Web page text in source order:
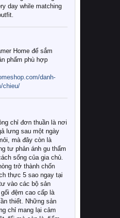
day while matching
Home để sắm
phẩm phù hợp
danh-
chieu/
chỉ đơn thuần là nơi
lưng sau một ngày
mà đây còn là
tư phản ánh gu thẩm
sống của gia chủ.
trở thành chốn
thực 5 sao ngay tại
vào các bộ sản
đệm cao cấp là
thiết. Những sản
chỉ mang lại cảm